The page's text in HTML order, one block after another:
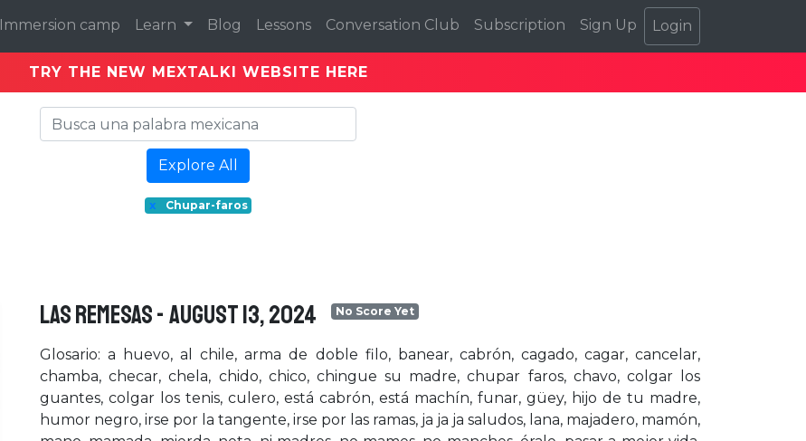
Immersion camp Learn Blog Lessons Conversation Club Subscription Sign Up Login
TRY THE NEW MEXTALKI WEBSITE HERE
Explore All
x Chupar-faros
LAS REMESAS - August 13, 2024 No Score Yet
Glosario: a huevo, al chile, arma de doble filo, banear, cabrón, cagado, cagar, cancelar,
chamba, checar, chela, chido, chico, chingue su madre, chupar faros, chavo, colgar los
guantes, colgar los tenis, culero, está cabrón, está machín, funar, güey, hijo de tu madre,
humor negro, irse por la tangente, irse por las ramas, ja ja ja saludos, lana, majadero, mamón,